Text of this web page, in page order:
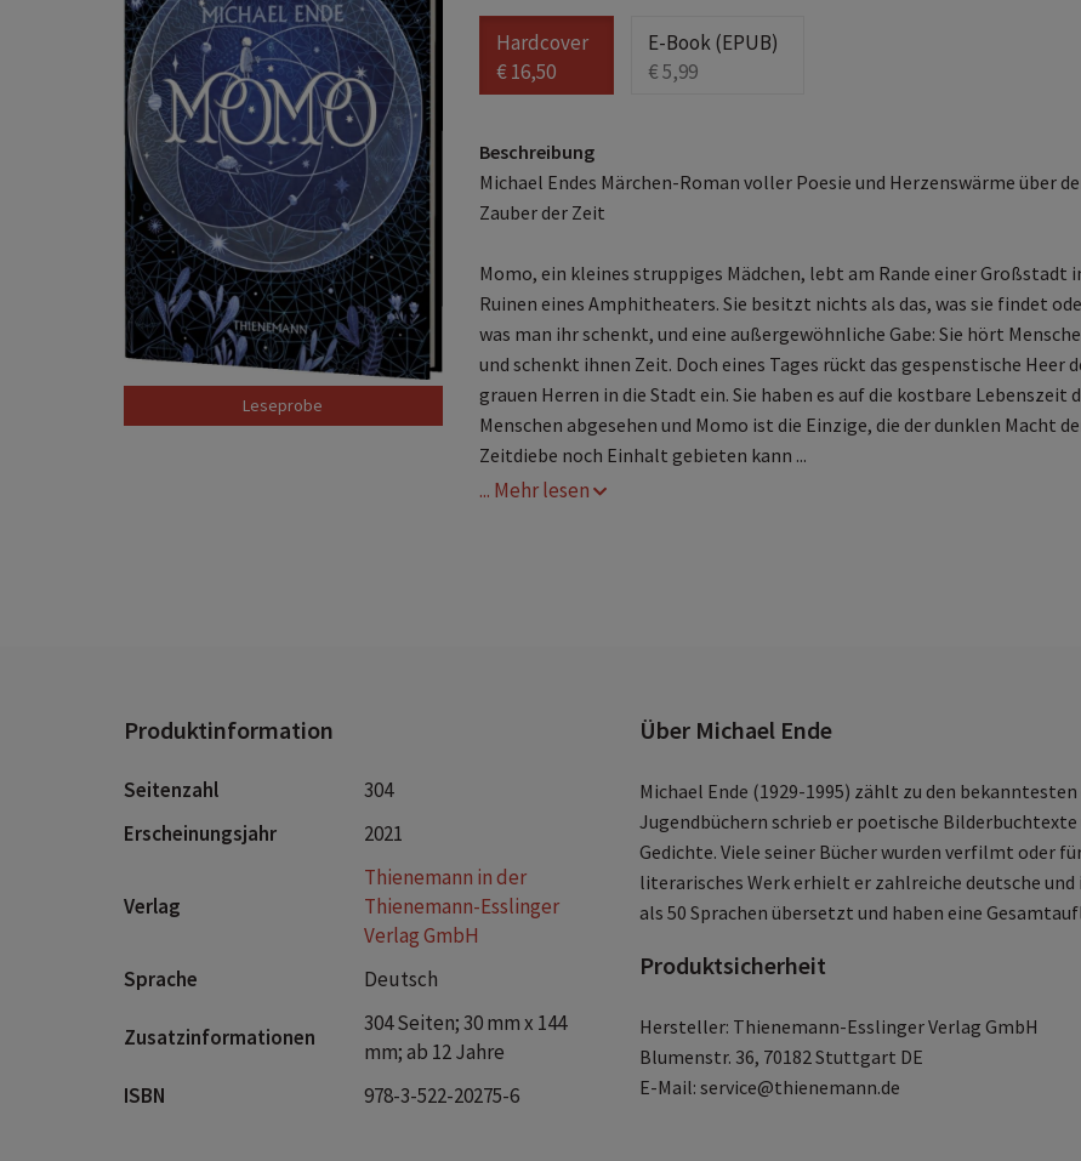
Hardcover
€ 16,50
E-Book (EPUB)
€ 5,99
Beschreibung
Michael Endes Märchen-Roman voller Poesie und Herzenswärme über
Zauber der Zeit
Momo, ein kleines struppiges Mädchen, lebt am Rande einer Großstadt
Ruinen eines Amphitheaters. Sie besitzt nichts als das, was sie findet
was man ihr schenkt, und eine außergewöhnliche Gabe: Sie hört
und schenkt ihnen Zeit. Doch eines Tages rückt das gespenstische Heer
grauen Herren in die Stadt ein. Sie haben es auf die kostbare Lebenszeit
Menschen abgesehen und Momo ist die Einzige, die der dunklen Macht
Zeitdiebe noch Einhalt gebieten kann ...
Weltweiter Bestseller - übersetzt in 46 Sprachen, über 10
... Mehr lesen
Produktinformation
Seitenzahl
304
Erscheinungsjahr
2021
Verlag
Thienemann in der
Thienemann-Esslinger
Verlag GmbH
Sprache
Deutsch
Zusatzinformationen
304 Seiten; 30 mm x 144
mm; ab 12 Jahre
ISBN
978-3-522-20275-6
Über Michael Ende
Michael Ende (1929-1995) zählt zu den
Jugendbüchern schrieb er poetische
Gedichte. Viele seiner Bücher wurden verfilmt oder
literarisches Werk erhielt er zahlreiche deutsche
als 50 Sprachen übersetzt und haben eine
Produktsicherheit
Hersteller: Thienemann-Esslinger Verlag GmbH
Blumenstr. 36, 70182 Stuttgart DE
E-Mail: service@thienemann.de